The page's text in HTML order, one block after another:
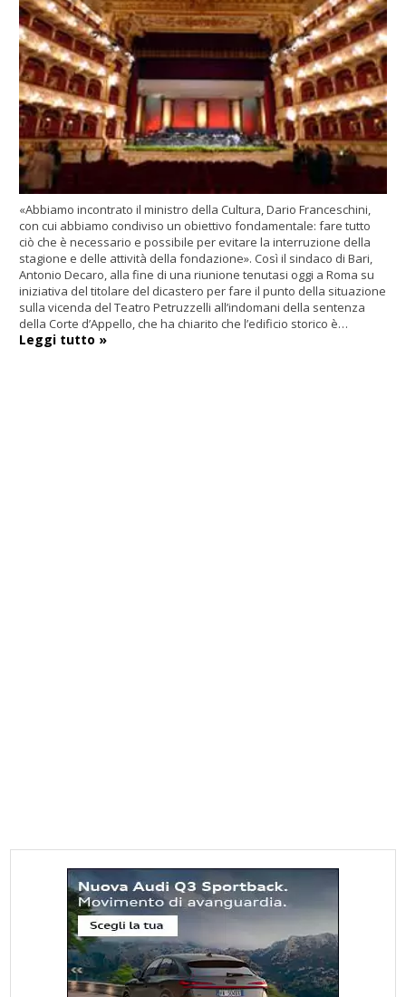
«Abbiamo incontrato il ministro della Cultura, Dario Franceschini,
con cui abbiamo condiviso un obiettivo fondamentale: fare tutto
ciò che è necessario e possibile per evitare la interruzione della
stagione e delle attività della fondazione». Così il sindaco di Bari,
Antonio Decaro, alla fine di una riunione tenutasi oggi a Roma su
iniziativa del titolare del dicastero per fare il punto della situazione
sulla vicenda del Teatro Petruzzelli all’indomani della sentenza
della Corte d’Appello, che ha chiarito che l’edificio storico è…
Leggi tutto »